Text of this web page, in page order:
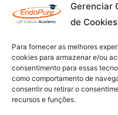
Gerenciar
de Cookies
Para fornecer as melhores
cookies para armazenar e/ou
consentimento para essas
como comportamento de
consentir ou retirar o
recursos e funções.
1